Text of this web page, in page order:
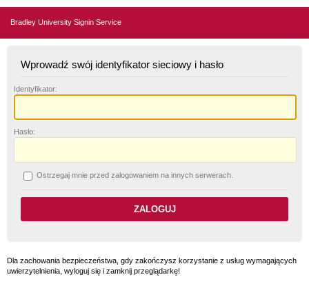
Bradley University Signin Service
Wprowadź swój identyfikator sieciowy i hasło
Identyfikator:
Hasło:
Ostrzegaj mnie przed zalogowaniem na innych serwerach.
Dla zachowania bezpieczeństwa, gdy zakończysz korzystanie z usług wymagających
uwierzytelnienia, wyloguj się i zamknij przeglądarkę!